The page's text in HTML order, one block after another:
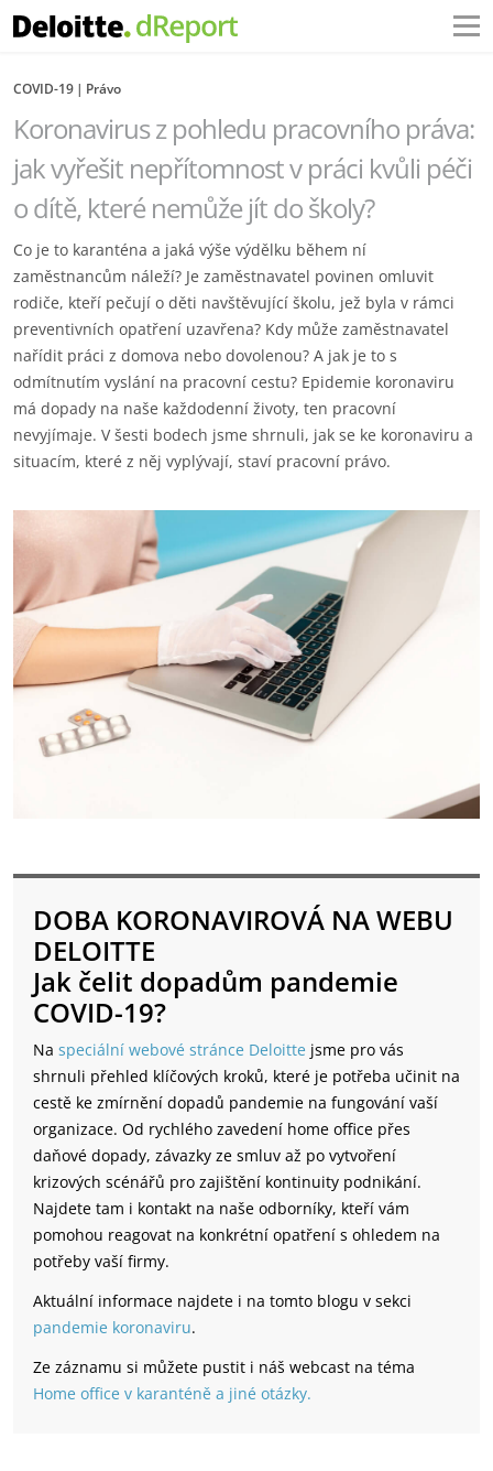
COVID-19 Právo
Koronavirus z pohledu pracovního práva:
jak vyřešit nepřítomnost v práci kvůli péči
o dítě, které nemůže jít do školy?
Co je to karanténa a jaká výše výdělku během ní
zaměstnancům náleží? Je zaměstnavatel povinen omluvit
rodiče, kteří pečují o děti navštěvující školu, jež byla v rámci
preventivních opatření uzavřena? Kdy může zaměstnavatel
nařídit práci z domova nebo dovolenou? A jak je to s
odmítnutím vyslání na pracovní cestu? Epidemie koronaviru
má dopady na naše každodenní životy, ten pracovní
nevyjímaje. V šesti bodech jsme shrnuli, jak se ke koronaviru a
situacím, které z něj vyplývají, staví pracovní právo.
DOBA KORONAVIROVÁ NA WEBU
DELOITTE
Jak čelit dopadům pandemie
COVID-19?
Na speciální webové stránce Deloitte jsme pro vás
shrnuli přehled klíčových kroků, které je potřeba učinit na
cestě ke zmírnění dopadů pandemie na fungování vaší
organizace. Od rychlého zavedení home office přes
daňové dopady, závazky ze smluv až po vytvoření
krizových scénářů pro zajištění kontinuity podnikání.
Najdete tam i kontakt na naše odborníky, kteří vám
pomohou reagovat na konkrétní opatření s ohledem na
potřeby vaší firmy.
Aktuální informace najdete i na tomto blogu v sekci
pandemie koronaviru.
Ze záznamu si můžete pustit i náš webcast na téma
Home office v karanténě a jiné otázky.